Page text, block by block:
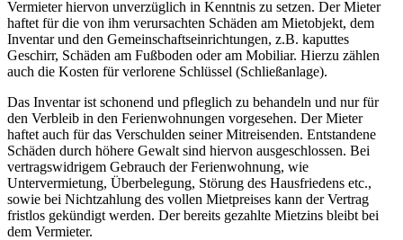
Vermieter hiervon unverzüglich in Kenntnis zu setzen. Der Mieter
haftet für die von ihm verursachten Schäden am Mietobjekt, dem
Inventar und den Gemeinschaftseinrichtungen, z.B. kaputtes
Geschirr, Schäden am Fußboden oder am Mobiliar. Hierzu zählen
auch die Kosten für verlorene Schlüssel (Schließanlage).
Das Inventar ist schonend und pfleglich zu behandeln und nur für
den Verbleib in den Ferienwohnungen vorgesehen. Der Mieter
haftet auch für das Verschulden seiner Mitreisenden. Entstandene
Schäden durch höhere Gewalt sind hiervon ausgeschlossen. Bei
vertragswidrigem Gebrauch der Ferienwohnung, wie
Untervermietung, Überbelegung, Störung des Hausfriedens etc.,
sowie bei Nichtzahlung des vollen Mietpreises kann der Vertrag
fristlos gekündigt werden. Der bereits gezahlte Mietzins bleibt bei
dem Vermieter.